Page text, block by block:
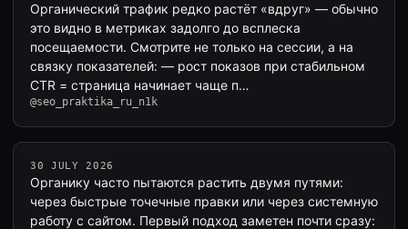
Органический трафик редко растёт «вдруг» — обычно
это видно в метриках задолго до всплеска
посещаемости. Смотрите не только на сессии, а на
связку показателей: — рост показов при стабильном
CTR = страница начинает чаще п…
@seo_praktika_ru_n1k
30 JULY 2026
Органику часто пытаются растить двумя путями:
через быстрые точечные правки или через системную
работу с сайтом. Первый подход заметен почти сразу: